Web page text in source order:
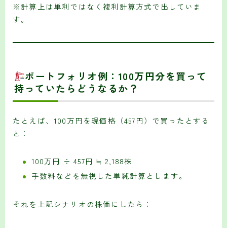
※計算上は単利ではなく複利計算方式で出していま
す。
ポートフォリオ例：100万円分を買って
持っていたらどうなるか？
たとえば、100万円を現価格（457円）で買ったとする
と：
100万円 ÷ 457円 ≒ 2,188株
手数料などを無視した単純計算とします。
それを上記シナリオの株価にしたら：